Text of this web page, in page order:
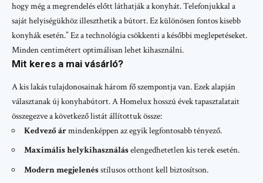
hogy még a megrendelés előtt láthatják a konyhát. Telefonjukkal a
saját helyiségükhöz illeszthetik a bútort. Ez különösen fontos kisebb
konyhák esetén.” Ez a technológia csökkenti a későbbi meglepetéseket.
Minden centimétert optimálisan lehet kihasználni.
Mit keres a mai vásárló?
A kis lakás tulajdonosainak három fő szempontja van. Ezek alapján
választanak új konyhabútort. A Homelux hosszú évek tapasztalatait
összegezve a következő listát állítottuk össze:
Kedvező ármindenképpen az egyik legfontosabb tényező.
Maximális helykihasználáselengedhetetlen kis terek esetén.
Modern megjelenésstílusos otthont kell biztosítson.